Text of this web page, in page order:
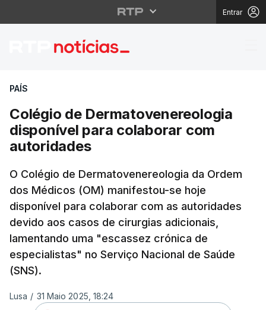
Entrar
Colégio de
PAÍS
Colégio de Dermatovenereologia
disponível para colaborar com
autoridades
O Colégio de Dermatovenereologia da Ordem
dos Médicos (OM) manifestou-se hoje
disponível para colaborar com as autoridades
devido aos casos de cirurgias adicionais,
lamentando uma "escassez crónica de
especialistas" no Serviço Nacional de Saúde
(SNS).
Lusa / 31 Maio 2025, 18:24